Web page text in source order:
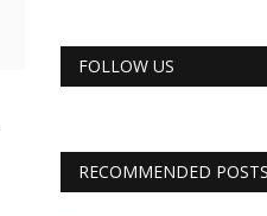
FOLLOW US
RECOMMENDED POSTS